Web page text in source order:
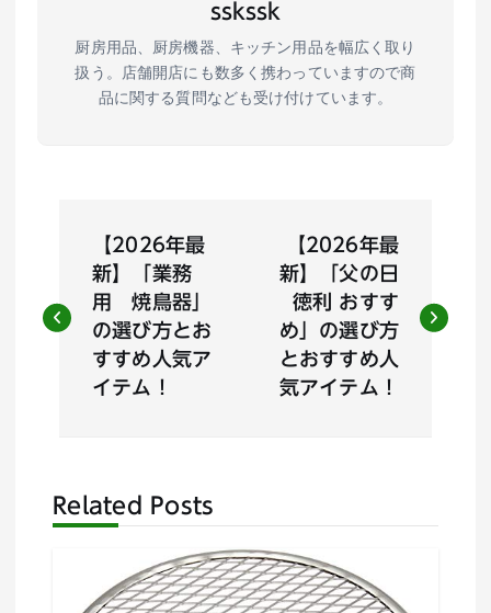
sskssk
厨房用品、厨房機器、キッチン用品を幅広く取り
扱う。店舗開店にも数多く携わっていますので商
品に関する質問なども受け付けています。
ナ
ー
【2026年最
新】「業務
用 焼鳥器」
の選び方とお
すすめ人気ア
イテム！
【2026年最
新】「父の日
徳利 おすす
め」の選び方
とおすすめ人
気アイテム！
Related Posts